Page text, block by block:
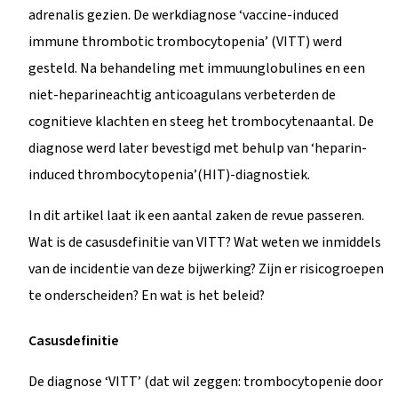
adrenalis gezien. De werkdiagnose ‘vaccine-induced
immune thrombotic trombocytopenia’ (VITT) werd
gesteld. Na behandeling met immuunglobulines en een
niet-heparineachtig anticoagulans verbeterden de
cognitieve klachten en steeg het trombocytenaantal. De
diagnose werd later bevestigd met behulp van ‘heparin-
induced thrombocytopenia’(HIT)-diagnostiek.
In dit artikel laat ik een aantal zaken de revue passeren.
Wat is de casusdefinitie van VITT? Wat weten we inmiddels
van de incidentie van deze bijwerking? Zijn er risicogroepen
te onderscheiden? En wat is het beleid?
Casusdefinitie
De diagnose ‘VITT’ (dat wil zeggen: trombocytopenie door